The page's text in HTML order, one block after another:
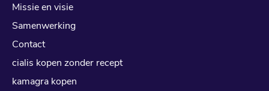
Missie en visie
Samenwerking
Contact
cialis kopen zonder recept
kamagra kopen